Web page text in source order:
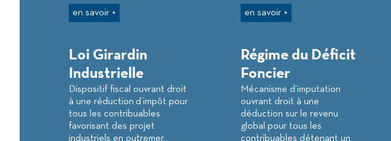
en savoir + en savoir +
Loi Girardin
Industrielle
Dispositif fiscal ouvrant droit
à une réduction d’impôt pour
tous les contribuables
favorisant des projet
industriels en outremer.
Régime du Déficit
Foncier
Mécanisme d’imputation
ouvrant droit à une
déduction sur le revenu
global pour tous les
contribuables détenant un